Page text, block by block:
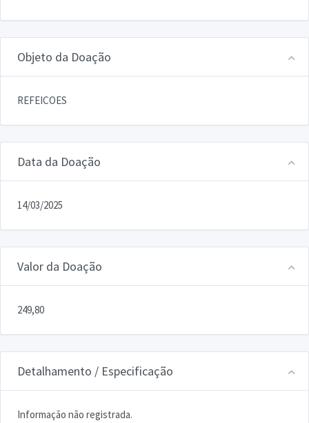
Objeto da Doação
REFEICOES
Data da Doação
14/03/2025
Valor da Doação
249,80
Detalhamento / Especificação
Informação não registrada.